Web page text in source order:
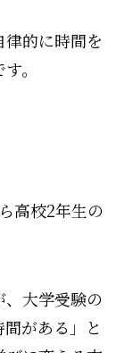
的に時間を
。
高校2年生の
大学受験の
がある」と